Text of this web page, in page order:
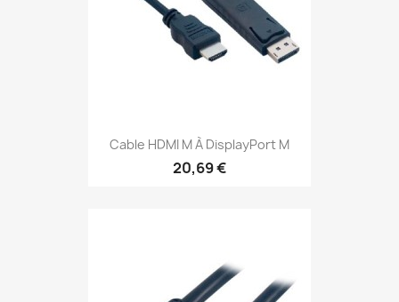
Cable HDMI M À DisplayPort M
20,69 €